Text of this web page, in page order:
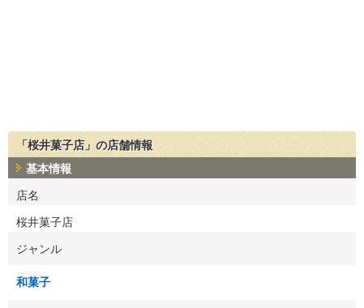
「桜井菓子店」の店舗情報
基本情報
店名
桜井菓子店
ジャンル
和菓子